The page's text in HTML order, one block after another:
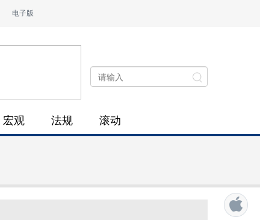
电子版
宏观 法规 滚动